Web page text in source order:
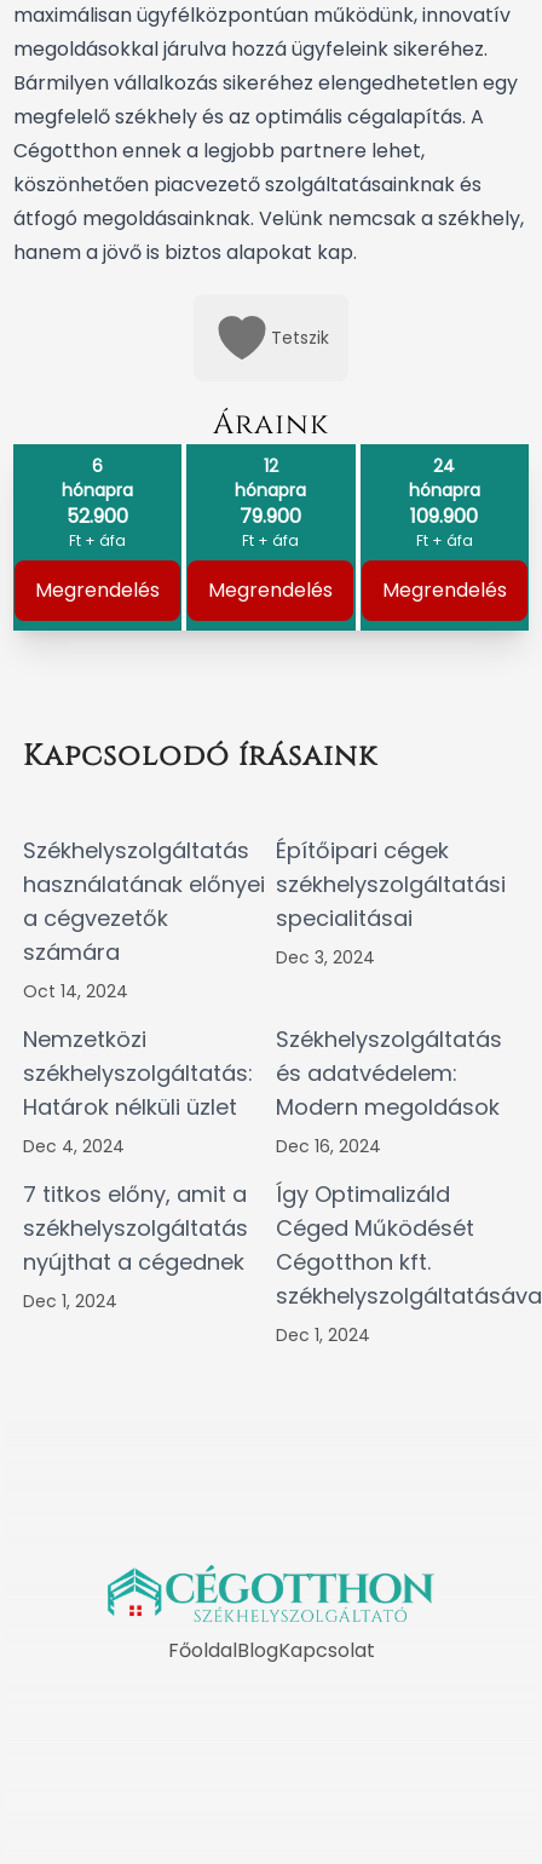
maximálisan ügyfélközpontúan működünk, innovatív
megoldásokkal járulva hozzá ügyfeleink sikeréhez.
Bármilyen vállalkozás sikeréhez elengedhetetlen egy
megfelelő székhely és az optimális cégalapítás. A
Cégotthon ennek a legjobb partnere lehet,
köszönhetően piacvezető szolgáltatásainknak és
átfogó megoldásainknak. Velünk nemcsak a székhely,
hanem a jövő is biztos alapokat kap.
Tetszik
Áraink
6
hónapra
52.900
Ft + áfa
Megrendelés
12
hónapra
79.900
Ft + áfa
Megrendelés
24
hónapra
109.900
Ft + áfa
Megrendelés
Kapcsolodó írásaink
Székhelyszolgáltatás
használatának előnyei
a cégvezetők
számára
Oct 14, 2024
Építőipari cégek
székhelyszolgáltatási
specialitásai
Dec 3, 2024
Nemzetközi
székhelyszolgáltatás:
Határok nélküli üzlet
Dec 4, 2024
Székhelyszolgáltatás
és adatvédelem:
Modern megoldások
Dec 16, 2024
7 titkos előny, amit a
székhelyszolgáltatás
nyújthat a cégednek
Dec 1, 2024
Így Optimalizáld
Céged Működését
Cégotthon kft.
Dec 1, 2024
FőoldalBlogKapcsolat